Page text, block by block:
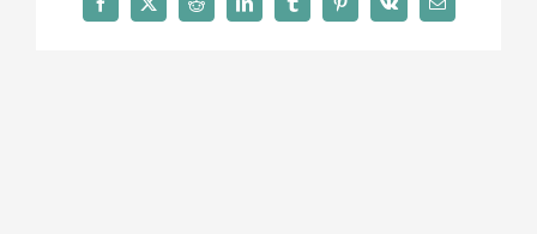
Facebook
X Reddit LinkedInTumblrPinterest
Vk
Correo
electrónico